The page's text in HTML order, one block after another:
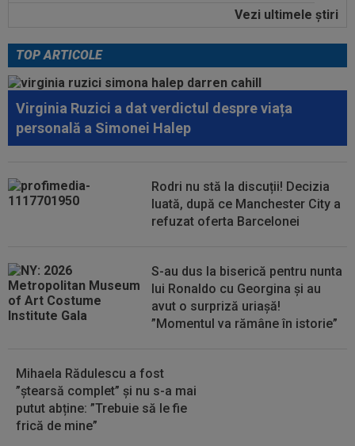
Salariul lui Marius Șumudică la
00:39
Reacția total neașteptată a lui Nuno Campos,
întrebat de Adrian Mazilu după...
00:39
Florin Pîrvu a surprins pe toată lumea, după
umilința cu Dinamo
Venezia Giulia Cup”! Udinese a dat lovitura...
Alex Musi a dat declarația serii, după
ce Dinamo a învins-o pe FC Voluntari cu...
spectaculos! Ianis Stoica a fost titular. Cele mai...
Vezi ultimele ştiri
TOP ARTICOLE
Virginia Ruzici a dat verdictul despre viața
personală a Simonei Halep
Rodri nu stă la discuții! Decizia
luată, după ce Manchester City a
refuzat oferta Barcelonei
S-au dus la biserică pentru nunta
lui Ronaldo cu Georgina și au
avut o surpriză uriașă!
”Momentul va rămâne în istorie”
Mihaela Rădulescu a fost
”ștearsă complet” și nu s-a mai
putut abține: ”Trebuie să le fie
frică de mine”